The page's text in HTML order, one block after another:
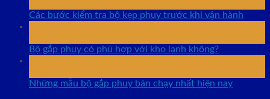
Các bước kiểm tra bộ kẹp phuy trước khi vận hành
Bộ gắp phuy có phù hợp với kho lạnh không?
Những mẫu bộ gắp phuy bán chạy nhất hiện nay